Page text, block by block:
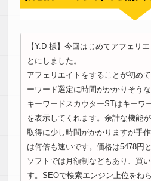
【Y.D 様】今回はじめてアフェリ
とにしました。
アフェリエイトをすることが初め
ーワード選定に時間がかかりそう
キーワードスカウターSTはキーワ
を表示してくれます。余計な機能
取得に少し時間がかかりますが手
は何倍も速いです。価格は5478円
ソフトでは月額制などもあり、買
す。SEOで検索エンジン上位をね